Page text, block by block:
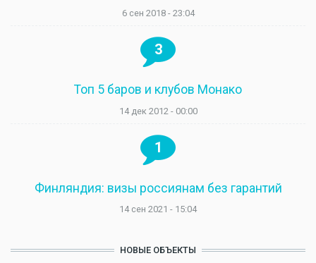
6 сен 2018 - 23:04
3
Топ 5 баров и клубов Монако
14 дек 2012 - 00:00
1
Финляндия: визы россиянам без гарантий
14 сен 2021 - 15:04
НОВЫЕ ОБЪЕКТЫ